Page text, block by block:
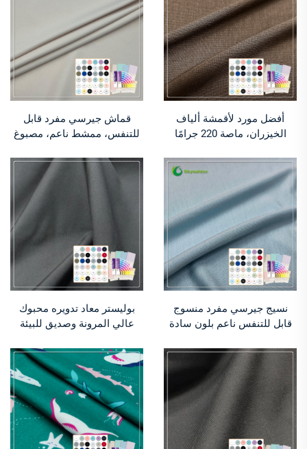
أفضل مورد لأقمشة ألياف
الخيزران، ماصة 220 جرامًا
الخيزران، صديقة للبيئة، مضادة
للبكتيريا، قماش رياضي
للملابس
قماش جيرسي مفرد قابل
للتنفس، ممشط ناعم، مصبوغ
160 جرام للمتر المربع للملابس
الداخلية
نسيج جيرسي مفرد منسوج
قابل للتنفس ناعم بلون سادة
قطن 5% إيلاستان للملابس
الداخلية للبنات والأولاد
بوليستر معاد تدويره محبوك
عالي المرونة وصديق للبيئة
السباحة